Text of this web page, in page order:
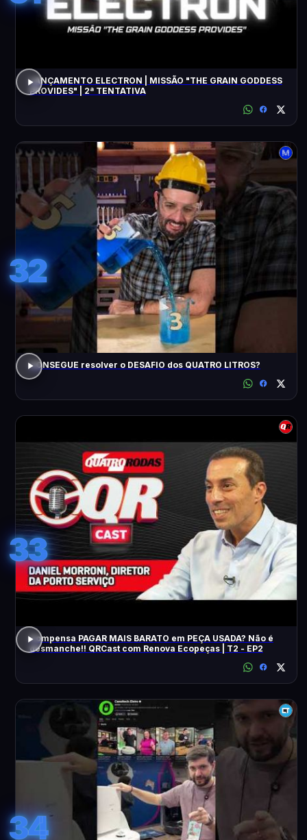
LANÇAMENTO ELECTRON | MISSÃO "THE GRAIN GODDESS
PROVIDES" | 2ª TENTATIVA
32
CONSEGUE resolver o DESAFIO dos QUATRO LITROS?
33
Compensa PAGAR MAIS BARATO em PEÇA USADA? Não é
desmanche!! QRCast com Renova Ecopeças | T2 - EP2
34